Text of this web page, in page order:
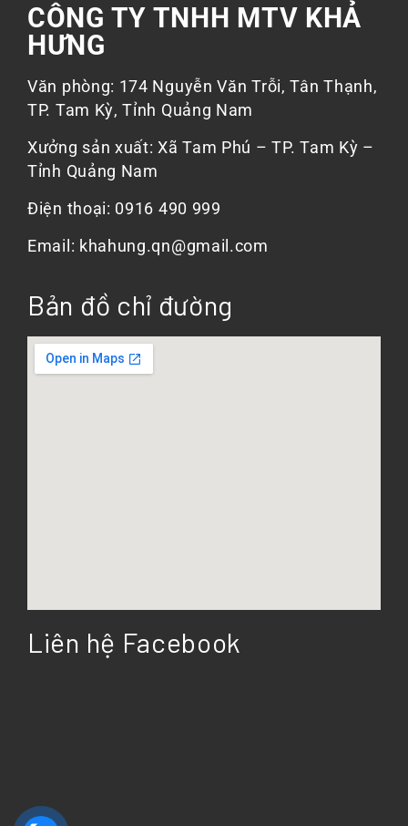
CÔNG TY TNHH MTV KHẢ
HƯNG
Văn phòng: 174 Nguyễn Văn Trỗi, Tân Thạnh,
TP. Tam Kỳ, Tỉnh Quảng Nam
Xưởng sản xuất: Xã Tam Phú – TP. Tam Kỳ –
Tỉnh Quảng Nam
Điện thoại: 0916 490 999
Email: khahung.qn@gmail.com
Bản đồ chỉ đường
Liên hệ Facebook